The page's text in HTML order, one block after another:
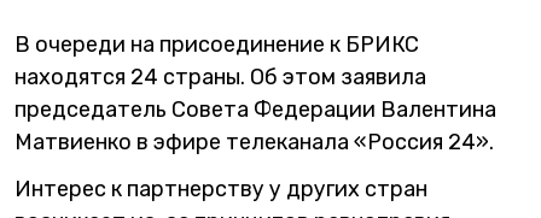
В очереди на присоединение к БРИКС
находятся 24 страны. Об этом заявила
председатель Совета Федерации Валентина
Матвиенко в эфире телеканала «Россия 24».
Интерес к партнерству у других стран